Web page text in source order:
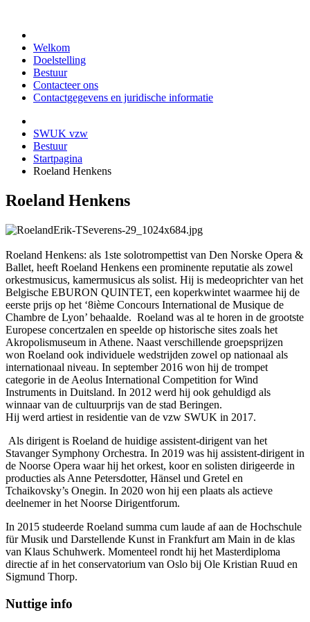
Welkom
Doelstelling
Bestuur
Contacteer ons
Contactgegevens en juridische informatie
SWUK vzw
Bestuur
Startpagina
Roeland Henkens
Roeland Henkens
Roeland Henkens: als 1ste solotrompettist van Den Norske Opera &
Ballet, heeft Roeland Henkens een prominente reputatie als zowel
orkestmusicus, kamermusicus als solist. Hij is medeoprichter van het
Belgische EBURON QUINTET, een koperkwintet waarmee hij de
eerste prijs op het ‘8ième Concours International de Musique de
Chambre de Lyon’ behaalde. Roeland was al te horen in de grootste
Europese concertzalen en speelde op historische sites zoals het
Akropolismuseum in Athene. Naast verschillende groepsprijzen
won Roeland ook individuele wedstrijden zowel op nationaal als
internationaal niveau. In september 2016 won hij de trompet
categorie in de Aeolus International Competition for Wind
Instruments in Duitsland. In 2012 werd hij ook gehuldigd als
winnaar van de cultuurprijs van de stad Beringen.
Hij werd artiest in residentie van de vzw SWUK in 2017.
Als dirigent is Roeland de huidige assistent-dirigent van het
Stavanger Symphony Orchestra. In 2019 was hij assistent-dirigent in
de Noorse Opera waar hij het orkest, koor en solisten dirigeerde in
producties als Anne Petersdotter, Hänsel und Gretel en
Tchaikovsky’s Onegin. In 2020 won hij een plaats als actieve
deelnemer in het Noorse Dirigentforum.
In 2015 studeerde Roeland summa cum laude af aan de Hochschule
für Musik und Darstellende Kunst in Frankfurt am Main in de klas
van Klaus Schuhwerk. Momenteel rondt hij het Masterdiploma
directie af in het conservatorium van Oslo bij Ole Kristian Ruud en
Sigmund Thorp.
Nuttige info